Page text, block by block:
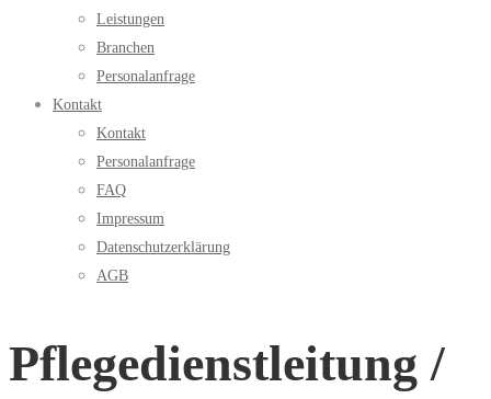
Leistungen
Branchen
Personalanfrage
Kontakt
Kontakt
Personalanfrage
FAQ
Impressum
Datenschutzerklärung
AGB
Pflegedienstleitung /